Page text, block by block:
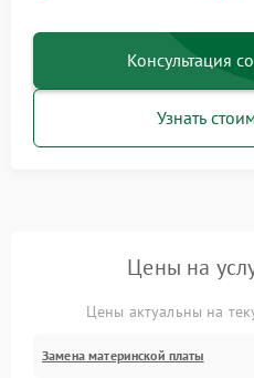
Консультация
Узнать
Цены на
Цены актуальны на
Замена материнской платы